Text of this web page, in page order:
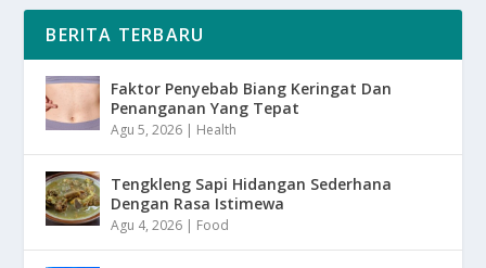
BERITA TERBARU
Faktor Penyebab Biang Keringat Dan
Penanganan Yang Tepat
Agu 5, 2026 | Health
Tengkleng Sapi Hidangan Sederhana
Dengan Rasa Istimewa
Agu 4, 2026 | Food